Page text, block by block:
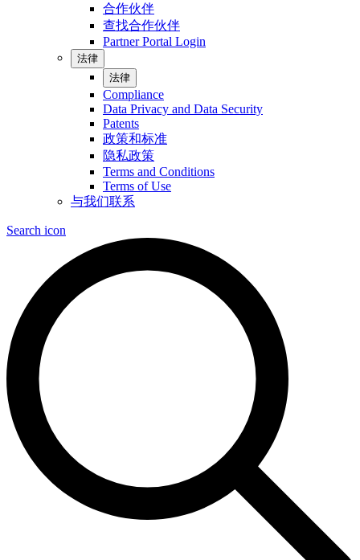
合作伙伴
查找合作伙伴
Partner Portal Login
法律
法律
Compliance
Data Privacy and Data Security
Patents
政策和标准
隐私政策
Terms and Conditions
Terms of Use
与我们联系
Search icon